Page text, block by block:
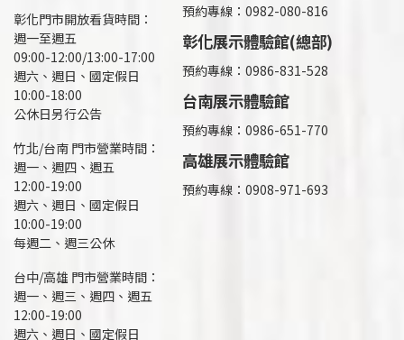
彰化門市開放看貨時間：
週一至週五
09:00-12:00/13:00-17:00
週六、週日、國定假日
10:00-18:00
公休日另行公告
竹北/台南 門市營業時間：
週一、週四、週五
12:00-19:00
週六、週日、國定假日
10:00-19:00
每週二、週三公休
台中/高雄 門市營業時間：
週一、週三、週四、週五
12:00-19:00
週六、週日、國定假日
預約專線：0982-080-816
彰化展示體驗館(總部)
預約專線： 0986-831-528
台南展示體驗館
預約專線：0986-651-770
高雄展示體驗館
預約專線： 0908-971-693